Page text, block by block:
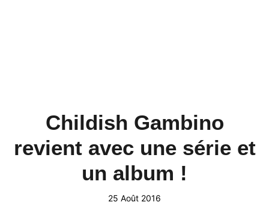
Childish Gambino
revient avec une série et
un album !
25 Août 2016